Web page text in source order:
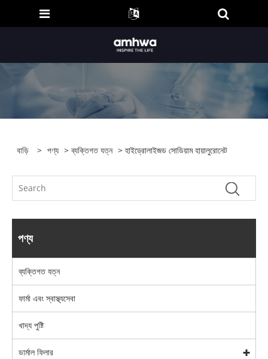
বাড়ি > পণ্য >ব্যক্তিগত যত্ন > হাইড্রোলাইজড সোডিয়াম হায়ালুরোনেট
পণ্য
ব্যক্তিগত যত্ন
ফার্মা এবং স্বাস্থ্যসেবা
খাদ্য পুষ্টি
ডার্মাল ফিলার